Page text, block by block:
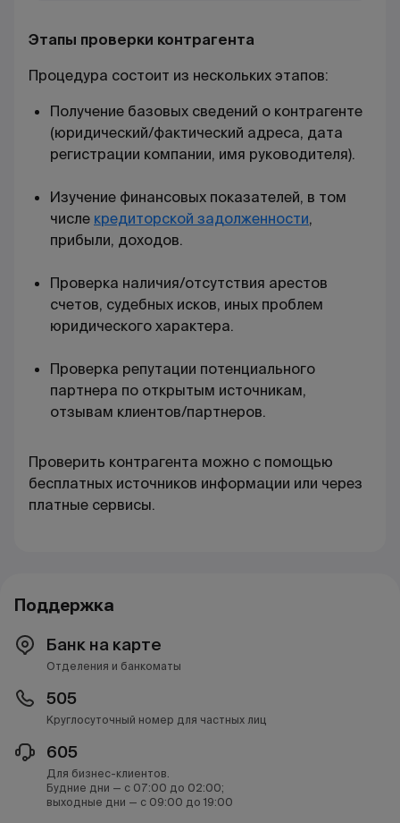
Этапы проверки контрагента
Процедура состоит из нескольких этапов:
Получение базовых сведений о контрагенте
(юридический/фактический адреса, дата
регистрации компании, имя руководителя).
Изучение финансовых показателей, в том
числе кредиторской задолженности,
прибыли, доходов.
Проверка наличия/отсутствия арестов
счетов, судебных исков, иных проблем
юридического характера.
Проверка репутации потенциального
партнера по открытым источникам,
отзывам клиентов/партнеров.
Проверить контрагента можно с помощью
бесплатных источников информации или через
платные сервисы.
Поддержка
Банк на карте
Отделения и банкоматы
505
Круглосуточный номер для частных лиц
605
Для бизнес-клиентов.
Будние дни — с 07:00 до 02:00;
выходные дни — с 09:00 до 19:00